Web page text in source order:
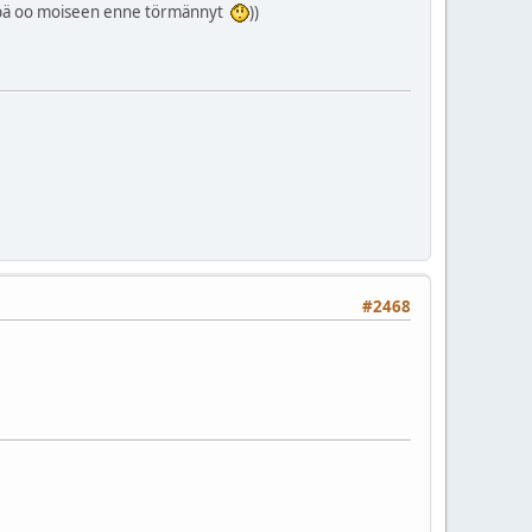
oo moiseen enne törmännyt
))
#2468